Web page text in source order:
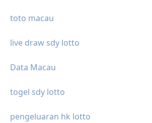
toto macau
live draw sdy lotto
Data Macau
togel sdy lotto
pengeluaran hk lotto